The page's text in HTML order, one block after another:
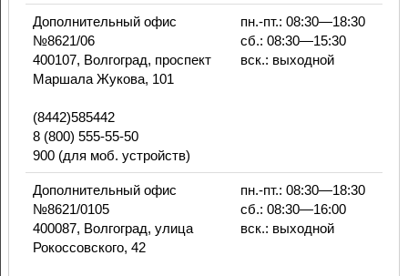
Дополнительный офис
№8621/06
400107, Волгоград, проспект
Маршала Жукова, 101
(8442)585442
8 (800) 555-55-50
900 (для моб. устройств)
пн.-пт.: 08:30—18:30
сб.: 08:30—15:30
вск.: выходной
Дополнительный офис
№8621/0105
400087, Волгоград, улица
Рокоссовского, 42
пн.-пт.: 08:30—18:30
сб.: 08:30—16:00
вск.: выходной